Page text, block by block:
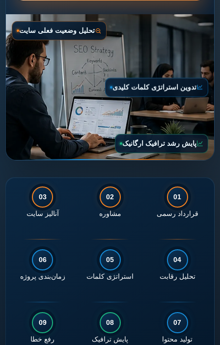
تحلیل وضعیت فعلی سایت
تدوین استراتژی کلمات کلیدی
پایش رشد ترافیک ارگانیک
01
قرارداد رسمی
02
مشاوره
03
آنالیز سایت
04
تحلیل رقابت
05
استراتژی کلمات
06
زمان‌بندی پروژه
07
تولید محتوا
08
پایش ترافیک
09
رفع خطا